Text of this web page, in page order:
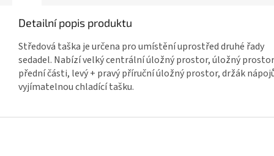
Detailní popis produktu
Středová taška je určena pro umístění uprostřed druhé řady
sedadel. Nabízí velký centrální úložný prostor, úložný
přední části, levý + pravý příruční úložný prostor, držák
vyjímatelnou chladící tašku.